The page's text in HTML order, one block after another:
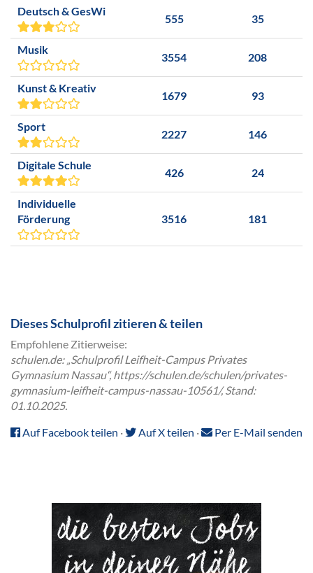
Deutsch & GesWi
555 35
Musik
3554 208
Kunst & Kreativ
1679 93
Sport
2227 146
Digitale Schule
426 24
Individuelle
Förderung
3516 181
Dieses Schulprofil zitieren & teilen
Empfohlene Zitierweise:
schulen.de: „Schulprofil Leifheit-Campus Privates
Gymnasium Nassau“, https://schulen.de/schulen/privates-
gymnasium-leifheit-campus-nassau-10561/, Stand:
01.10.2025.
Auf Facebook teilen · Auf X teilen · Per E-Mail senden